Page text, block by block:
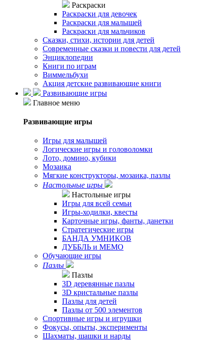
Раскраски
Раскраски для девочек
Раскраски для малышей
Раскраски для мальчиков
Сказки, стихи, истории для детей
Современные сказки и повести для детей
Энциклопедии
Книги по играм
Виммельбухи
Акция детские развивающие книги
Развивающие игры
Главное меню
Развивающие игры
Игры для малышей
Логические игры и головоломки
Лото, домино, кубики
Мозаика
Мягкие конструкторы, мозаика, пазлы
Настольные игры
Настольные игры
Игры для всей семьи
Игры-ходилки, квесты
Карточные игры, фанты, данетки
Стратегические игры
БАНДА УМНИКОВ
ДУББЛЬ и МЕМО
Обучающие игры
Пазлы
Пазлы
3D деревянные пазлы
3D кристальные пазлы
Пазлы для детей
Пазлы от 500 элементов
Спортивные игры и игрушки
Фокусы, опыты, эксперименты
Шахматы, шашки и нарды